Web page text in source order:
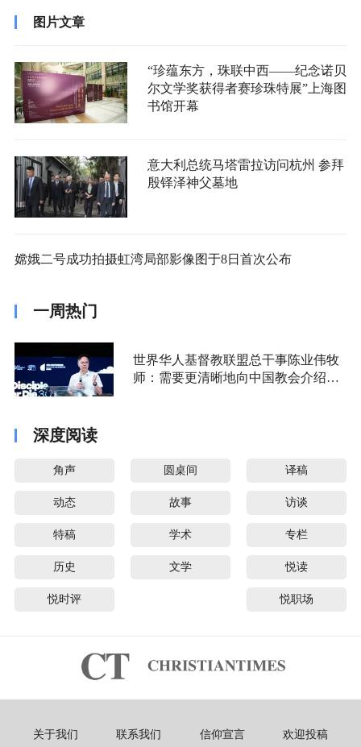
图片文章
“珍蕴东方，珠联中西——纪念诺贝
尔文学奖获得者赛珍珠特展”上海图
书馆开幕
意大利总统马塔雷拉访问杭州 参拜
殷铎泽神父墓地
嫦娥二号成功拍摄虹湾局部影像图于8日首次公布
一周热门
世界华人基督教联盟总干事陈业伟牧
师：需要更清晰地向中国教会介绍福
深度阅读
角声 圆桌间 译稿
动态 故事 访谈
特稿 学术 专栏
历史 文学 悦读
悦时评 悦职场
关于我们 联系我们 信仰宣言 欢迎投稿